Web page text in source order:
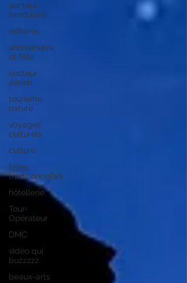
secteur
ferroviaire
éditorial
anniversaire
et fête
secteur
aérien
tourisme
nature
voyages
culturels
culture
fêtes
traditionnelles
hôtellerie
Tour-
Opérateur
DMC
vidéo qui
buzzzzz
beaux-arts